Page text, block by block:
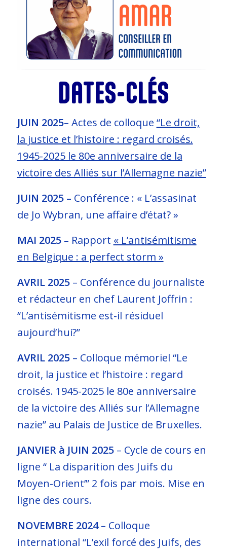
DATES-CLÉS
JUIN 2025– Actes de colloque “Le droit,
la justice et l’histoire : regard croisés.
1945-2025 le 80e anniversaire de la
victoire des Alliés sur l’Allemagne nazie”
JUIN 2025 – Conférence : « L’assasinat
de Jo Wybran, une affaire d’état? »
MAI 2025 – Rapport « L’antisémitisme
en Belgique : a perfect storm »
AVRIL 2025– Conférence du journaliste
et rédacteur en chef Laurent Joffrin :
“L’antisémitisme est-il résiduel
aujourd’hui?”
AVRIL 2025– Colloque mémoriel “Le
droit, la justice et l’histoire : regard
croisés. 1945-2025 le 80e anniversaire
de la victoire des Alliés sur l’Allemagne
nazie” au Palais de Justice de Bruxelles.
JANVIER à JUIN 2025– Cycle de cours en
ligne “ La disparition des Juifs du
Moyen-Orient’” 2 fois par mois. Mise en
ligne des cours.
NOVEMBRE 2024– Colloque
international “L’exil forcé des Juifs, des